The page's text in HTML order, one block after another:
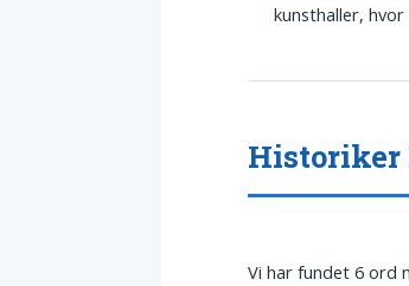
kunsthaller,
Historiker
Vi har fundet 6 ord